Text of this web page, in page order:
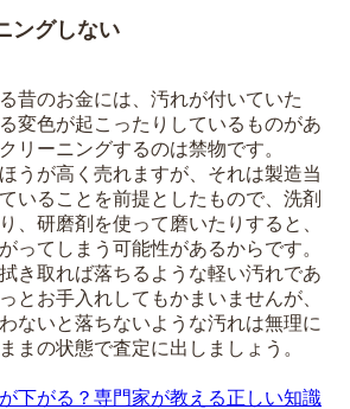
ングしない
昔のお金には、汚れが付いていた
変色が起こったりしているものがあ
リーニングするのは禁物です。
うが高く売れますが、それは製造当
いることを前提としたもので、洗剤
、研磨剤を使って磨いたりすると、
ってしまう可能性があるからです。
き取れば落ちるような軽い汚れであ
とお手入れしてもかまいませんが、
ないと落ちないような汚れは無理に
まの状態で査定に出しましょう。
下がる？専門家が教える正しい知識